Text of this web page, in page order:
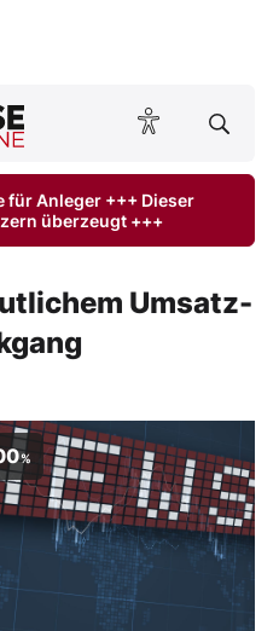
ONLINE lesen
für Anleger +++ Dieser
überzeugt +++
Umsatz-
%